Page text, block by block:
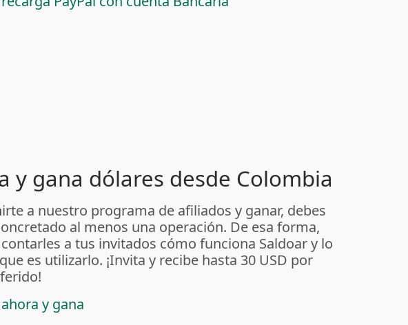
y gana dólares desde Colombia
a nuestro programa de afiliados y ganar, debes
al menos una operación. De esa forma,
a tus invitados cómo funciona Saldoar y lo
es utilizarlo. ¡Invita y recibe hasta 30 USD por
y gana